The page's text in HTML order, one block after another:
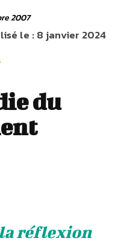
2007
le :8 janvier 2024
du
réflexion